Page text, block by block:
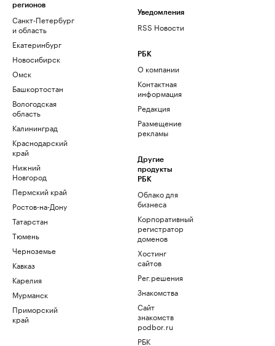
регионов
Санкт-Петербург
и область
Екатеринбург
Новосибирск
Омск
Башкортостан
Вологодская
область
Калининград
Краснодарский
край
Нижний
Новгород
Пермский край
Ростов-на-Дону
Татарстан
Тюмень
Черноземье
Кавказ
Карелия
Мурманск
Приморский
край
Уведомления
RSS Новости
РБК
О компании
Контактная
информация
Редакция
Размещение
рекламы
Другие
продукты
РБК
Облако для
бизнеса
Корпоративный
регистратор
доменов
Хостинг
сайтов
Рег.решения
Знакомства
Сайт
знакомств
podbor.ru
РБК